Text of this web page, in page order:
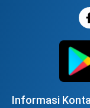
Informasi